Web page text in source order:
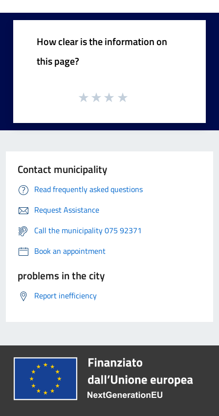
How clear is the information on
this page?
Contact municipality
Read frequently asked questions
Request Assistance
Call the municipality 075 92371
Book an appointment
problems in the city
Report inefficiency